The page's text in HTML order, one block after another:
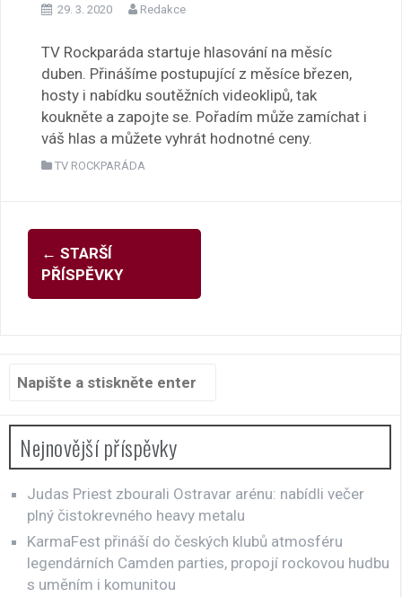
29. 3. 2020 Redakce
TV Rockparáda startuje hlasování na měsíc
duben. Přinášíme postupující z měsíce březen,
hosty i nabídku soutěžních videoklipů, tak
koukněte a zapojte se. Pořadím může zamíchat i
váš hlas a můžete vyhrát hodnotné ceny.
TV ROCKPARÁDA
Navigace
pro
příspěvky
← STARŠÍ
PŘÍSPĚVKY
Hledat:
Nejnovější příspěvky
Judas Priest zbourali Ostravar arénu: nabídli večer
plný čistokrevného heavy metalu
KarmaFest přináší do českých klubů atmosféru
legendárních Camden parties, propojí rockovou hudbu
s uměním i komunitou